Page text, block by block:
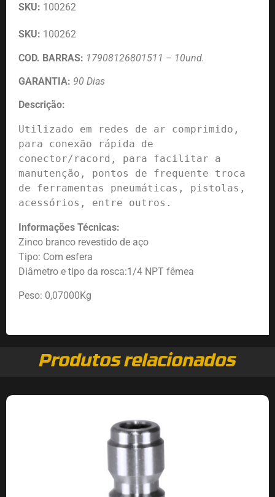
SKU: 100262
SKU: 100262
COD. BARRAS: 17908126801511 – 10und.
GARANTIA: 90 Dias
Descrição:
Utilizado em redes de ar comprimido,
para conexão rápida de
conector/racord, para facilitar a
manutenção, pontos de frequente troca
de ferramentas pneumáticas, pistolas,
acessórios, entre outros.
Informações Técnicas:
Zinco branco revestido de aço
Tipo: Com esfera
Diâmetro e tipo da rosca:1/4 NPT fêmea
Peso: 0,07000Kg
Produtos relacionados